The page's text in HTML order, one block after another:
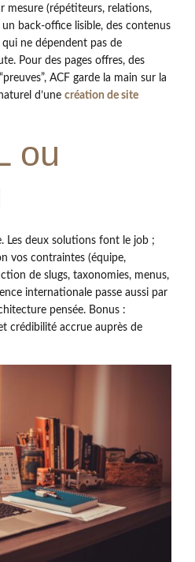
mesure (répétiteurs, relations,
back-office lisible, des contenus
ne dépendent pas de
Pour des pages offres, des
ACF garde la main sur la
d’une création de site
ou
Les deux solutions font le job ;
vos contraintes (équipe,
de slugs, taxonomies, menus,
internationale passe aussi par
pensée. Bonus :
crédibilité accrue auprès de